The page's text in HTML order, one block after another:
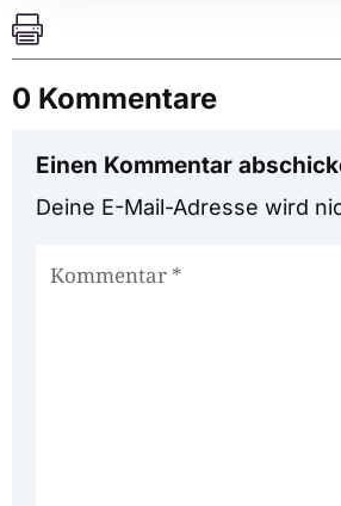

0 Kommentare
Einen Kommentar
Deine E-Mail-Adresse wird